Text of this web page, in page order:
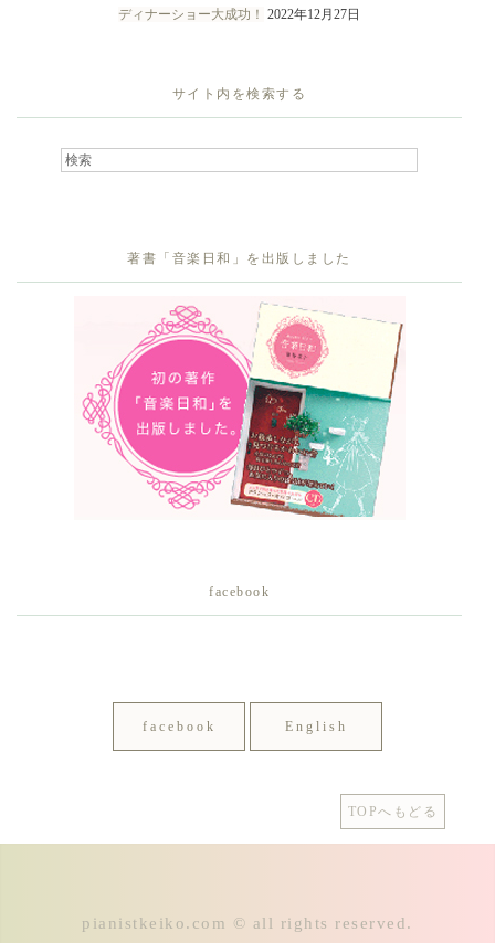
ディナーショー大成功！ 2022年12月27日
サイト内を検索する
著書「音楽日和」を出版しました
facebook
facebook English
TOPへもどる
pianistkeiko.com © all rights reserved.